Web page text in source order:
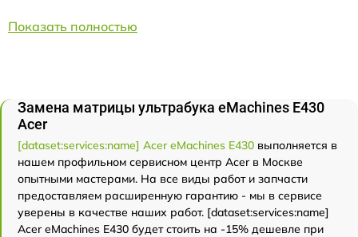
Показать полностью
Замена матрицы ультрабука eMachines E430
Acer
[dataset:services:name] Acer eMachines E430 выполняется в
нашем профильном сервисном центр Acer в Москве
опытными мастерами. На все виды работ и запчасти
предоставляем расширенную гарантию - мы в сервисе
уверены в качестве наших работ. [dataset:services:name]
Acer eMachines E430 будет стоить на -15% дешевле при